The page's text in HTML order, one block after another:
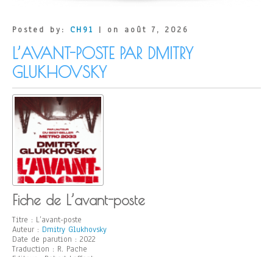
Posted by: CH91 | on août 7, 2026
L’AVANT-POSTE PAR DMITRY
GLUKHOVSKY
Fiche de L’avant-poste
Titre : L’avant-poste
Auteur : Dmitry Glukhovsky
Date de parution : 2022
Traduction : R. Pache